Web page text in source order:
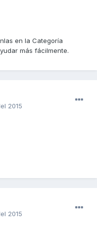
en la Categoría
más fácilmente.
2015
2015